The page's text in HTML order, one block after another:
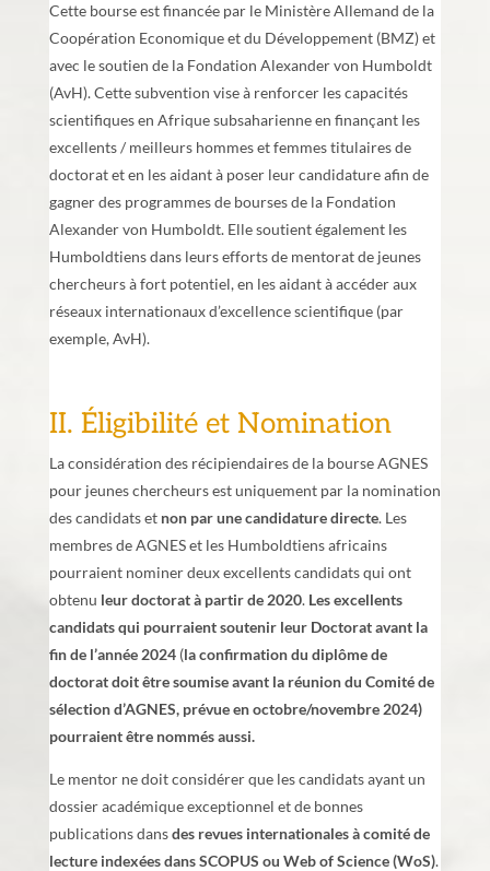
Cette bourse est financée par le Ministère Allemand de la
Coopération Economique et du Développement (BMZ) et
avec le soutien de la Fondation Alexander von Humboldt
(AvH). Cette subvention vise à renforcer les capacités
scientifiques en Afrique subsaharienne en finançant les
excellents / meilleurs hommes et femmes titulaires de
doctorat et en les aidant à poser leur candidature afin de
gagner des programmes de bourses de la Fondation
Alexander von Humboldt. Elle soutient également les
Humboldtiens dans leurs efforts de mentorat de jeunes
chercheurs à fort potentiel, en les aidant à accéder aux
réseaux internationaux d’excellence scientifique (par
exemple, AvH).
II. Éligibilité et Nomination
La considération des récipiendaires de la bourse AGNES
pour jeunes chercheurs est uniquement par la nomination
des candidats et non par une candidature directe. Les
membres de AGNES et les Humboldtiens africains
pourraient nominer deux excellents candidats qui ont
obtenu leur doctorat à partir de 2020. Les excellents
candidats qui pourraient soutenir leur Doctorat avant la
fin de l’année 2024(la confirmation du diplôme de
doctorat doit être soumise avant la réunion du Comité de
sélection d’AGNES, prévue en octobre/novembre 2024)
pourraient être nommés aussi.
Le mentor ne doit considérer que les candidats ayant un
dossier académique exceptionnel et de bonnes
publications dansdes revues internationales à comité de
lecture indexées dans SCOPUS ou Web of Science (WoS).